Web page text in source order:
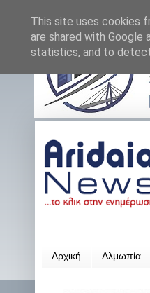
Αρχική Αλμωπία
This site uses cookies
are shared with
statistics, and to